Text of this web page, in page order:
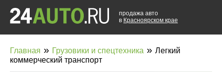
продажа авто
в Красноярском крае
Главная » Грузовики и спецтехника » Легкий
коммерческий транспорт